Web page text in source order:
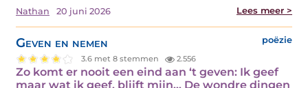
Nathan 20 juni 2026 Lees meer >
Geven en nemen poëzie
3.6 met 8 stemmen 2.556
Zo komt er nooit een eind aan ‘t geven: Ik geef
maar wat ik geef, blijft mijn… De wondre dingen